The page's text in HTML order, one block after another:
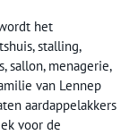
het
stalling,
sallon, menagerie,
van Lennep
aardappelakkers
voor de